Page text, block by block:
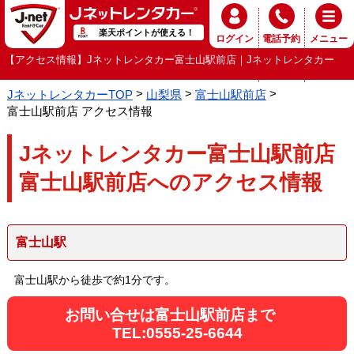
楽天ポイントが使える！
ログイン 電話予約 メニュー
【アクセス情報】Jネットレンタカー富士山駅前店｜Jネットレンタカー
JネットレンタカーTOP 山梨県
富士山駅前店
富士山駅前店 アクセス情報
Jネットレンタカー富士山駅前店
富士山駅前店へのアクセス情報
富士山駅
富士山駅から徒歩で約1分です。
お問い合せは富士山駅前店まで
TEL:0555-25-6644